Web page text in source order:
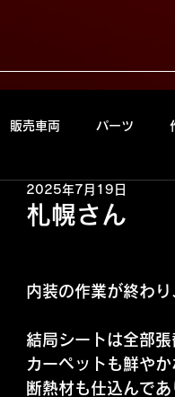
販売車両 パーツ
札幌さん
2025年7月19日
内装の作業が終わ
結局シートは全部
カーペットも鮮や
断熱材も仕込んで